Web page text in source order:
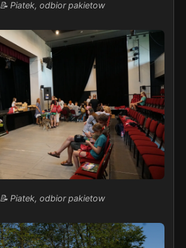
📝 Piatek, odbior pakietow
📝 Piatek, odbior pakietow